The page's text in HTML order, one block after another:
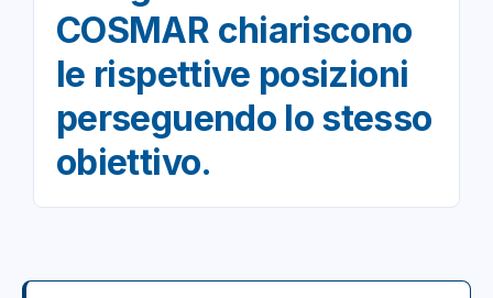
COSMAR chiariscono
le rispettive posizioni
perseguendo lo stesso
obiettivo.